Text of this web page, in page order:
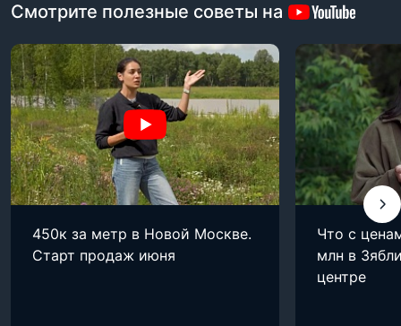
Смотрите полезные советы на
450к за метр в Новой Москве.
Старт продаж июня
Что с
млн в
центре